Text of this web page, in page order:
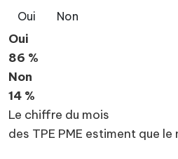
Oui Non
Oui
86 %
Non
14 %
Le chiffre du mois
des TPE PME estiment que